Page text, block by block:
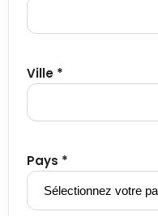
Ville *
Pays *